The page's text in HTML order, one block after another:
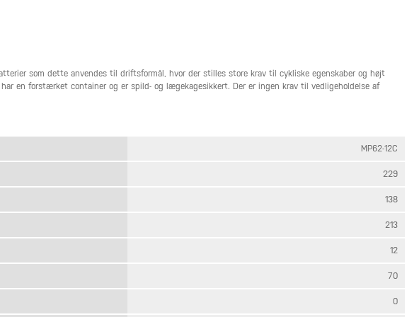
som dette anvendes til driftsformål, hvor der stilles store krav til cykliske egenskaber og højt
en forstærket container og er spild- og lægekagesikkert. Der er ingen krav til vedligeholdelse af
MP62-12C
229
138
213
12
70
0